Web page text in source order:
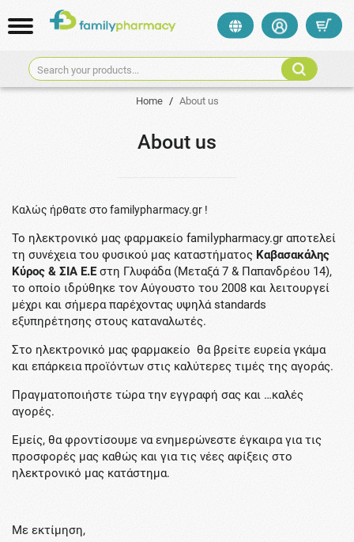
Search your products...
Home / About us
About us
Καλώς ήρθατε στο familypharmacy.gr !
Το ηλεκτρονικό μας φαρμακείο familypharmacy.gr αποτελεί
τη συνέχεια του φυσικού μας καταστήματος Καβασακάλης
Κύρος & ΣΙΑ Ε.Εστη Γλυφάδα (Μεταξά 7 & Παπανδρέου 14),
το οποίο ιδρύθηκε τον Αύγουστο του 2008 και λειτουργεί
μέχρι και σήμερα παρέχοντας υψηλά standards
εξυπηρέτησης στους καταναλωτές.
Στο ηλεκτρονικό μας φαρμακείο θα βρείτε ευρεία γκάμα
και επάρκεια προϊόντων στις καλύτερες τιμές της αγοράς.
Πραγματοποιήστε τώρα την εγγραφή σας και …καλές
αγορές.
Εμείς, θα φροντίσουμε να ενημερώνεστε έγκαιρα για τις
προσφορές μας καθώς και για τις νέες αφίξεις στο
ηλεκτρονικό μας κατάστημα.
Με εκτίμηση,